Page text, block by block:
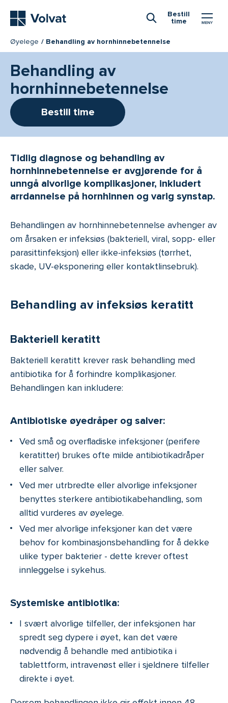
Bestill
time
Øyelege Behandling av hornhinnebetennelse
Behandling av
hornhinnebetennelse
Bestill time
Tidlig diagnose og behandling av
hornhinnebetennelse er avgjørende for å
unngå alvorlige komplikasjoner, inkludert
arrdannelse på hornhinnen og varig synstap.
Behandlingen av hornhinnebetennelse avhenger av
om årsaken er infeksiøs (bakteriell, viral, sopp- eller
parasittinfeksjon) eller ikke-infeksiøs (tørrhet,
skade, UV-eksponering eller kontaktlinsebruk).
Behandling av infeksiøs keratitt
Bakteriell keratitt
Bakteriell keratitt krever rask behandling med
antibiotika for å forhindre komplikasjoner.
Behandlingen kan inkludere:
Antibiotiske øyedråper og salver:
Ved små og overfladiske infeksjoner (perifere
keratitter) brukes ofte milde antibiotikadråper
eller salver.
Ved mer utrbredte eller alvorlige infeksjoner
benyttes sterkere antibiotikabehandling, som
alltid vurderes av øyelege.
Ved mer alvorlige infeksjoner kan det være
behov for kombinasjonsbehandling for å dekke
ulike typer bakterier - dette krever oftest
innleggelse i sykehus.
Systemiske antibiotika:
I svært alvorlige tilfeller, der infeksjonen har
spredt seg dypere i øyet, kan det være
nødvendig å behandle med antibiotika i
tablettform, intravenøst eller i sjeldnere tilfeller
direkte i øyet.